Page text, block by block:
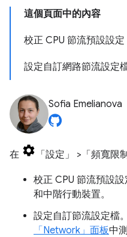
這個頁面中的內容
校正 CPU 節流預設設定
設定自訂網路節流設定
Sofia Emelianova
在 「設定」 >「頻寬限
校正 CPU 節流預設
和中階行動裝置。
設定自訂節流設定檔
「Network」 面板中